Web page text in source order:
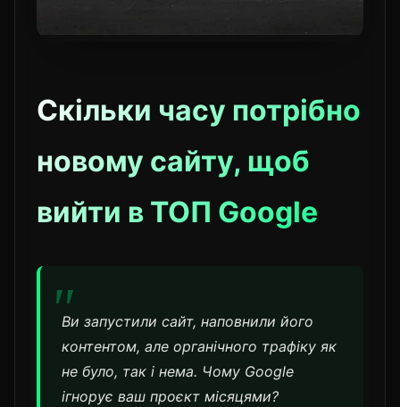
Скільки часу потрібно
новому сайту, щоб
вийти в ТОП Google
Ви запустили сайт, наповнили його
контентом, але органічного трафіку як
не було, так і нема. Чому Google
ігнорує ваш проєкт місяцями?